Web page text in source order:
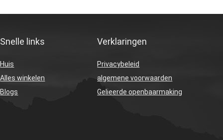
Snelle links
Huis
Alles winkelen
Blogs
Verklaringen
Privacybeleid
algemene voorwaarden
Gelieerde openbaarmaking